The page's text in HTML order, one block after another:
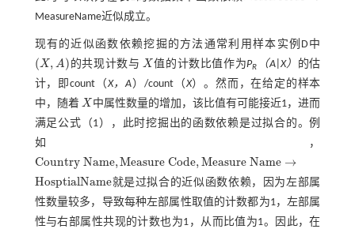
MeasureName近似成立。
现有的近似函数依赖挖掘的方法通常利用样本实例D中
(X, A)
(X,A) 的共现计数与 X
X 值的计数比值作为PR （A|X）
的估
计，即count（X，A）/count（X）。然而，在给定的样本
中，随着 X
X 中属性数量的增加，该比值有可能接近1，进而
满足 公式（1）
，此时挖掘出的函数依赖是过拟合的。例
如，
Country Name,Measure Code,Measure Name →
Country Name,Measure Code ,Measu re Name→
HosptialName
HosptalName
就是过拟合的近似函数依赖，因为左部属
性数量较多，导致每种左部属性取值的计数都为1，左部属
性与右部属性共现的计数也为1，从而比值为1。因此，在